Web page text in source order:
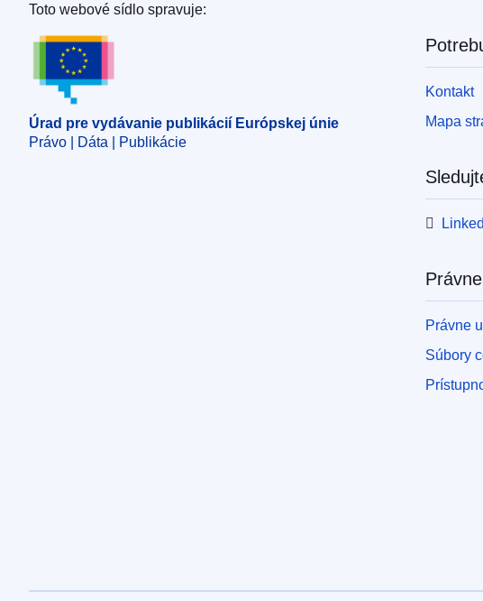
Úrad pre vydávanie publikácií Európskej únie
Toto webové sídlo spravuje:
Úrad pre vydávanie publikácií Európskej únie
Právo | Dáta | Publikácie
Kontakt
Mapa
Právne
Súbory